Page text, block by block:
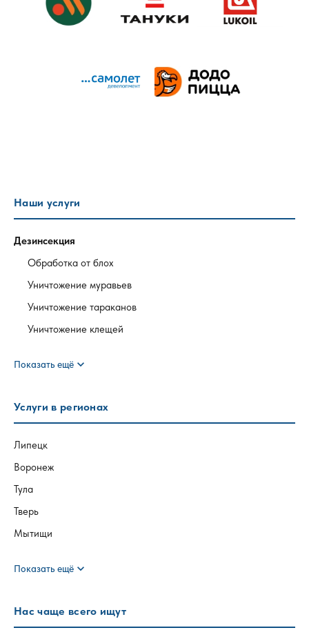
Наши услуги
Дезинсекция
Обработка от блох
Уничтожение муравьев
Уничтожение тараканов
Уничтожение клещей
Показать ещё expand_more
Услуги в регионах
Липецк
Воронеж
Тула
Тверь
Мытищи
Показать ещё expand_more
Нас чаще всего ищут